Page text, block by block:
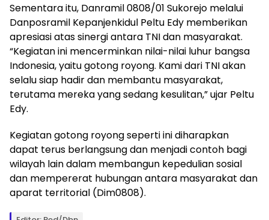
Sementara itu, Danramil 0808/01 Sukorejo melalui
Danposramil Kepanjenkidul Peltu Edy memberikan
apresiasi atas sinergi antara TNI dan masyarakat.
“Kegiatan ini mencerminkan nilai-nilai luhur bangsa
Indonesia, yaitu gotong royong. Kami dari TNI akan
selalu siap hadir dan membantu masyarakat,
terutama mereka yang sedang kesulitan,” ujar Peltu
Edy.
Kegiatan gotong royong seperti ini diharapkan
dapat terus berlangsung dan menjadi contoh bagi
wilayah lain dalam membangun kepedulian sosial
dan mempererat hubungan antara masyarakat dan
aparat territorial (Dim0808).